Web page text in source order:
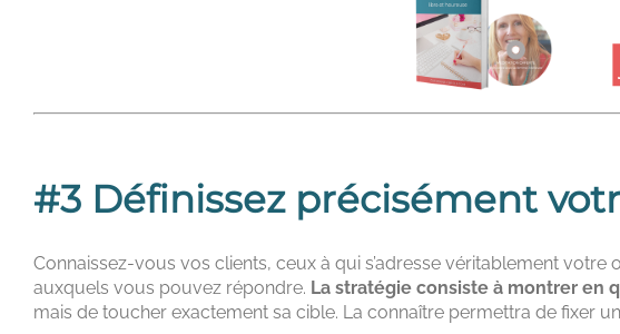
#3 Définissez précisément
Connaissez-vous vos clients, ceux à qui s’adresse véritablement
auxquels vous pouvez répondre. La stratégie consiste à montrer en
mais de toucher exactement sa cible. La connaître permettra de fixer